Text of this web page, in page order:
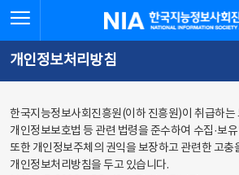
바로가기
바로가기
한국지능정보사회진흥원
개인정보처리방침
한국지능정보사회진흥원(이하 진흥원)이 취급하는
개인정보보호법 등 관련 법령을 준수하여 수집·보
또한 개인정보주체의 권익을 보장하고 관련한 고충
개인정보처리방침을 두고 있습니다.